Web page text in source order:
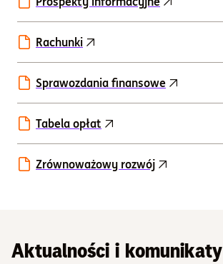
Rachunki
Sprawozdania finansowe
Tabela opłat
Zrównoważowy rozwój
Aktualności i komunikaty